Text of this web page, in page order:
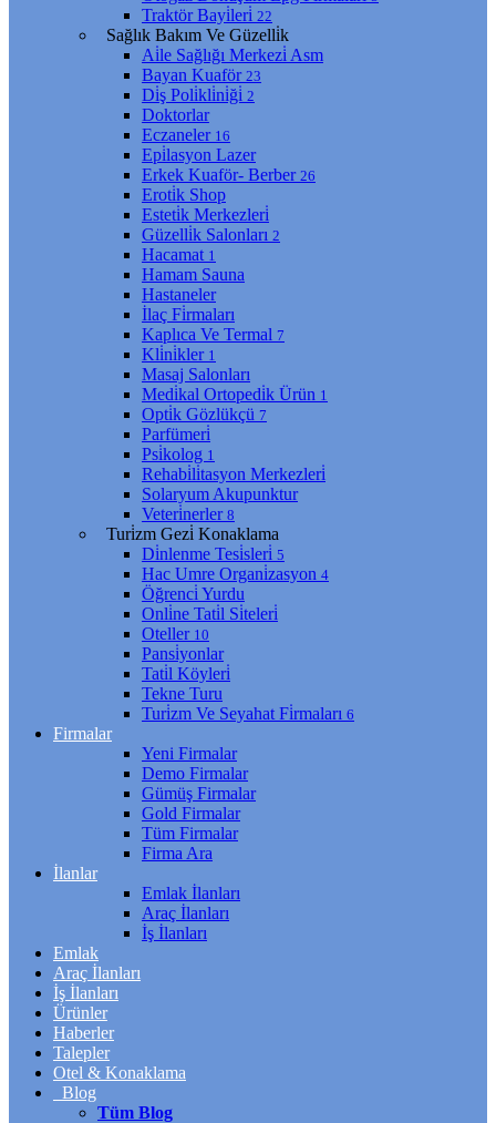
Traktör Bayi̇leri̇ 22
Sağlık Bakım Ve Güzelli̇k
Ai̇le Sağlığı Merkezi̇ Asm
Bayan Kuaför 23
Di̇ş Poli̇kli̇ni̇ği̇ 2
Doktorlar
Eczaneler 16
Epi̇lasyon Lazer
Erkek Kuaför- Berber 26
Eroti̇k Shop
Esteti̇k Merkezleri̇
Güzelli̇k Salonları 2
Hacamat 1
Hamam Sauna
Hastaneler
İlaç Fi̇rmaları
Kaplıca Ve Termal 7
Kli̇ni̇kler 1
Masaj Salonları
Medi̇kal Ortopedi̇k Ürün 1
Opti̇k Gözlükçü 7
Parfümeri̇
Psi̇kolog 1
Rehabi̇li̇tasyon Merkezleri̇
Solaryum Akupunktur
Veteri̇nerler 8
Turi̇zm Gezi̇ Konaklama
Di̇nlenme Tesi̇sleri̇ 5
Hac Umre Organi̇zasyon 4
Öğrenci̇ Yurdu
Onli̇ne Tati̇l Si̇teleri̇
Oteller 10
Pansi̇yonlar
Tati̇l Köyleri̇
Tekne Turu
Turi̇zm Ve Seyahat Fi̇rmaları 6
Firmalar
Yeni Firmalar
Demo Firmalar
Gümüş Firmalar
Gold Firmalar
Tüm Firmalar
Firma Ara
İlanlar
Emlak İlanları
Araç İlanları
İş İlanları
Emlak
Araç İlanları
İş İlanları
Ürünler
Haberler
Talepler
Otel & Konaklama
Blog
Tüm Blog